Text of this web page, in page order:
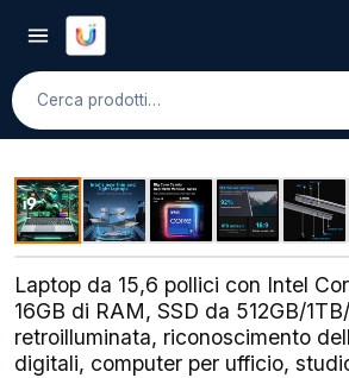
Cerca
Laptop da 15,6 pollici con Intel
16GB di RAM, SSD da 512GB/
retroilluminata, riconoscimento
digitali, computer per ufficio,